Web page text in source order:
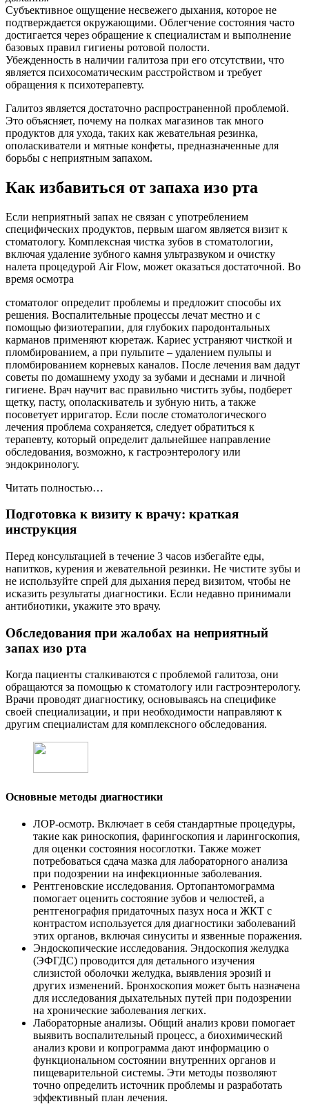
Субъективное ощущение несвежего дыхания, которое не
подтверждается окружающими. Облегчение состояния часто
достигается через обращение к специалистам и выполнение
базовых правил гигиены ротовой полости.
Убежденность в наличии галитоза при его отсутствии, что
является психосоматическим расстройством и требует
обращения к психотерапевту.
Галитоз является достаточно распространенной проблемой.
Это объясняет, почему на полках магазинов так много
продуктов для ухода, таких как жевательная резинка,
ополаскиватели и мятные конфеты, предназначенные для
борьбы с неприятным запахом.
Как избавиться от запаха изо рта
Если неприятный запах не связан с употреблением
специфических продуктов, первым шагом является визит к
стоматологу. Комплексная чистка зубов в стоматологии,
включая удаление зубного камня ультразвуком и очистку
налета процедурой Air Flow, может оказаться достаточной. Во
время осмотра
стоматолог определит проблемы и предложит способы их
решения. Воспалительные процессы лечат местно и с
помощью физиотерапии, для глубоких пародонтальных
карманов применяют кюретаж. Кариес устраняют чисткой и
пломбированием, а при пульпите – удалением пульпы и
пломбированием корневых каналов. После лечения вам дадут
советы по домашнему уходу за зубами и деснами и личной
гигиене. Врач научит вас правильно чистить зубы, подберет
щетку, пасту, ополаскиватель и зубную нить, а также
посоветует ирригатор. Если после стоматологического
лечения проблема сохраняется, следует обратиться к
терапевту, который определит дальнейшее направление
обследования, возможно, к гастроэнтерологу или
эндокринологу.
Читать полностью…
Подготовка к визиту к врачу: краткая
инструкция
Перед консультацией в течение 3 часов избегайте еды,
напитков, курения и жевательной резинки. Не чистите зубы и
не используйте спрей для дыхания перед визитом, чтобы не
исказить результаты диагностики. Если недавно принимали
антибиотики, укажите это врачу.
Обследования при жалобах на неприятный
запах изо рта
Когда пациенты сталкиваются с проблемой галитоза, они
обращаются за помощью к стоматологу или гастроэнтерологу.
Врачи проводят диагностику, основываясь на специфике
своей специализации, и при необходимости направляют к
другим специалистам для комплексного обследования.
Основные методы диагностики
ЛОР-осмотр. Включает в себя стандартные процедуры,
такие как риноскопия, фарингоскопия и ларингоскопия,
для оценки состояния носоглотки. Также может
потребоваться сдача мазка для лабораторного анализа
при подозрении на инфекционные заболевания.
Рентгеновские исследования. Ортопантомограмма
помогает оценить состояние зубов и челюстей, а
рентгенография придаточных пазух носа и ЖКТ с
контрастом используется для диагностики заболеваний
этих органов, включая синуситы и язвенные поражения.
Эндоскопические исследования. Эндоскопия желудка
(ЭФГДС) проводится для детального изучения
слизистой оболочки желудка, выявления эрозий и
других изменений. Бронхоскопия может быть назначена
для исследования дыхательных путей при подозрении
на хронические заболевания легких.
Лабораторные анализы. Общий анализ крови помогает
выявить воспалительный процесс, а биохимический
анализ крови и копрограмма дают информацию о
функциональном состоянии внутренних органов и
пищеварительной системы. Эти методы позволяют
точно определить источник проблемы и разработать
эффективный план лечения.